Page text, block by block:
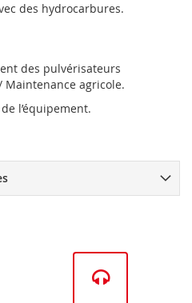
des hydrocarbures.
des pulvérisateurs
Maintenance agricole.
l’équipement.